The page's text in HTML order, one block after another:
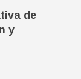
hecho
y cienes
el vídeo de
llamada
de
y